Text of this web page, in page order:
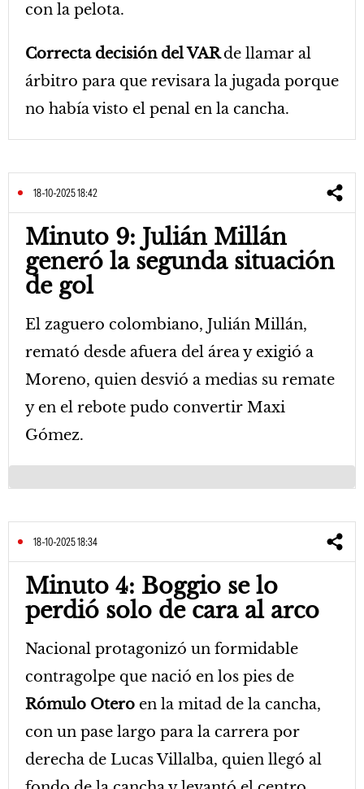
con la pelota.
Correcta decisión del VARde llamar al
árbitro para que revisara la jugada porque
no había visto el penal en la cancha.
18-10-2025 18:42
Minuto 9: Julián Millán
generó la segunda situación
de gol
El zaguero colombiano, Julián Millán,
remató desde afuera del área y exigió a
Moreno, quien desvió a medias su remate
y en el rebote pudo convertir Maxi
Gómez.
18-10-2025 18:34
Minuto 4: Boggio se lo
perdió solo de cara al arco
Nacional protagonizó un formidable
contragolpe que nació en los pies de
Rómulo Otero en la mitad de la cancha,
con un pase largo para la carrera por
derecha de Lucas Villalba, quien llegó al